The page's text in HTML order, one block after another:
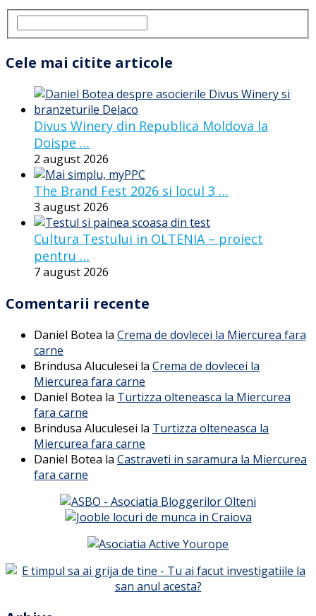
Cele mai citite articole
Divus Winery din Republica Moldova la
Doispe …
2 august 2026
The Brand Fest 2026 si locul 3 …
3 august 2026
Cultura Testului in OLTENIA – proiect
pentru …
7 august 2026
Comentarii recente
Daniel Botea la Crema de dovlecei la Miercurea fara
carne
Brindusa Aluculesei la Crema de dovlecei la
Miercurea fara carne
Daniel Botea la Turtizza olteneasca la Miercurea
fara carne
Brindusa Aluculesei la Turtizza olteneasca la
Miercurea fara carne
Daniel Botea la Castraveti in saramura la Miercurea
fara carne